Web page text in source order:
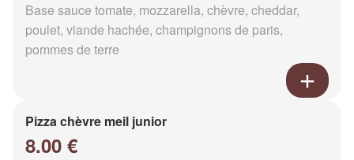
Base sauce tomate, mozzarella, chèvre, cheddar,
poulet, viande hachée, champignons de paris,
pommes de terre
Pizza chèvre meil junior
8.00 €